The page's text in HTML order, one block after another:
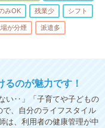
みOK 残業少 シフト
が分煙 派遣多
のが魅力です！
い‥」「子育てや子どもの
、自分のライフスタイル
、利用者の健康管理が中